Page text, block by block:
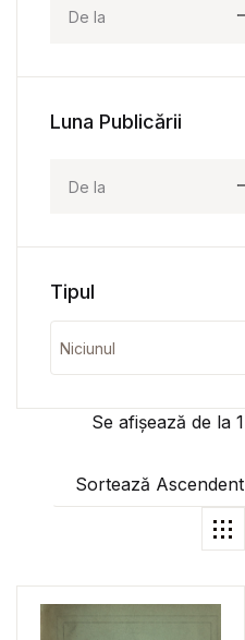
Se afișează de la 1
Sortează Ascendent
Luna Publicării
Tipul